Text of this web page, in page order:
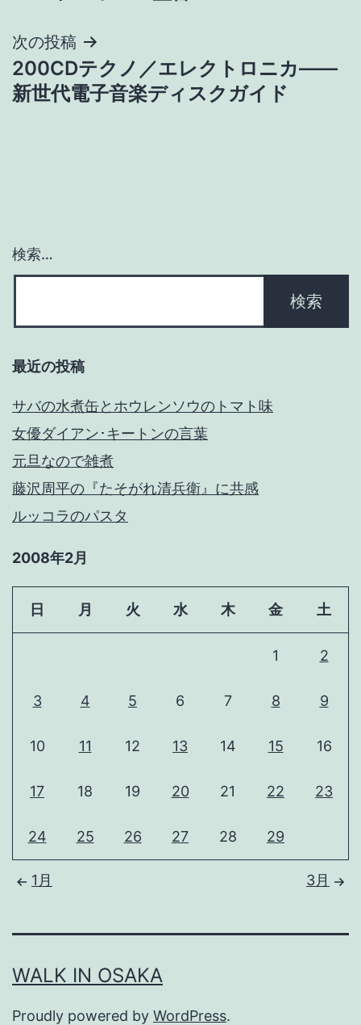
ビ
ゲ
ン
次の投稿
200CDテクノ／エレクトロニカ――
新世代電子音楽ディスクガイド
検索…
最近の投稿
サバの水煮缶とホウレンソウのトマト味
女優ダイアン･キートンの言葉
元旦なので雑煮
藤沢周平の『たそがれ清兵衛』に共感
ルッコラのパスタ
2008年2月
日 月 火 水 木 金 土
1 2
3 4 5 6 7 8 9
10 11 12 13 14 15 16
17 18 19 20 21 22 23
24 25 26 27 28 29
1月 3月
WALK IN OSAKA
Proudly powered by WordPress.